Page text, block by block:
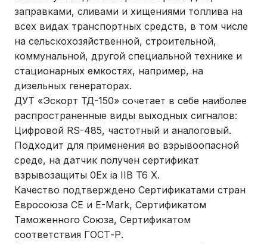
заправками, сливами и хищениями топлива на
всех видах транспортных средств, в том числе
на сельскохозяйственной, строительной,
коммунальной, другой специальной технике и
стационарных емкостях, например, на
дизельных генераторах.
ДУТ «Эскорт ТД-150» сочетает в себе наиболее
распространенные виды выходных сигналов:
Цифровой RS-485, частотный и аналоговый.
Подходит для применения во взрывоопасной
среде, на датчик получен сертификат
взрывозащиты 0Ex ia IIB T6 X.
Качество подтверждено Сертификатами стран
Евросоюза СЕ и E-Mark, Сертификатом
Таможенного Союза, Сертификатом
соответствия ГОСТ-Р.